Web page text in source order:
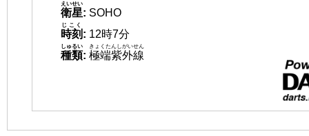
衛星
えいせい
: SOHO
時刻
じこく
: 12時7分
種類
しゅるい
: 極端紫外線
きょくたんしがいせん